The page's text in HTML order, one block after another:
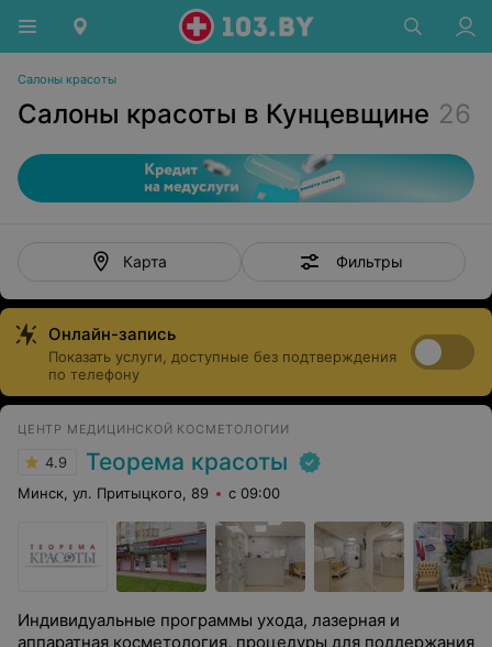
Салоны красоты
Салоны красоты в Кунцевщине 26
Карта Фильтры
Онлайн-запись
Показать услуги, доступные без подтверждения
по телефону
ЦЕНТР МЕДИЦИНСКОЙ КОСМЕТОЛОГИИ
4.9 Теорема красоты
Минск, ул. Притыцкого, 89 с 09:00
Индивидуальные программы ухода, лазерная и
аппаратная косметология, процедуры для поддержания